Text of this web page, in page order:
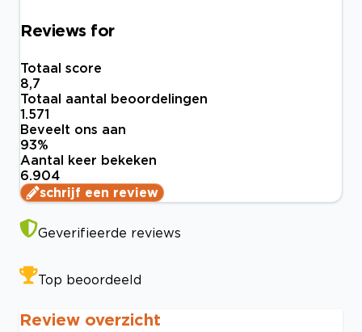
Reviews for
Totaal score
8,7
Totaal aantal beoordelingen
1.571
Beveelt ons aan
93%
Aantal keer bekeken
6.904
schrijf een review
Geverifieerde reviews
Top beoordeeld
Review overzicht